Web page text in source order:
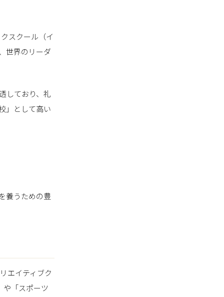
スクール（イ
世界のリーダ
しており、礼
」として高い
養うための豊
リエイティブク
や「スポーツ